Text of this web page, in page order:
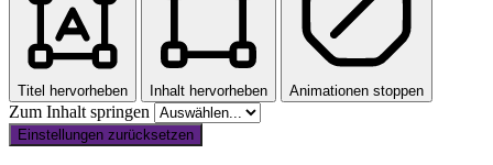
Titel hervorheben Inhalt hervorheben Animationen stoppen
Zum Inhalt springen
Einstellungen zurücksetzen